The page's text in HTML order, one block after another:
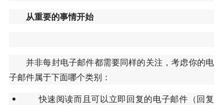
从重要的事情开始
并非每封电子邮件都需要同样的关注，考虑你的电
子邮件属于下面哪个类别：
快速阅读而且可以立即回复的电子邮件（回复